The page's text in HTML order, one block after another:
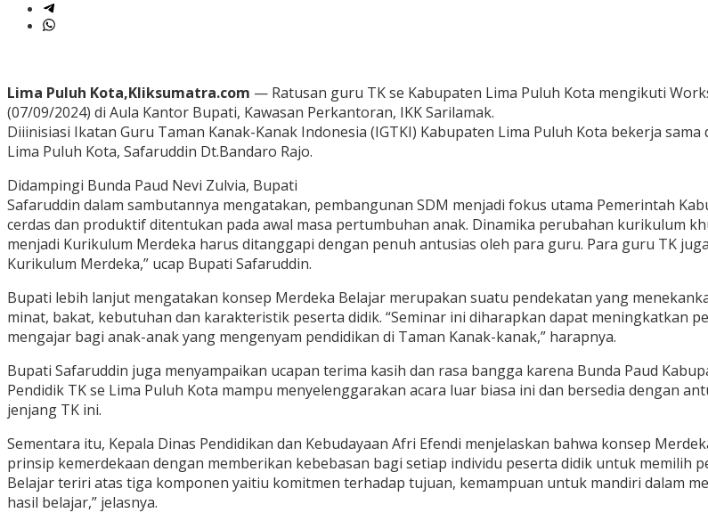
Lima Puluh Kota,Kliksumatra.com — Ratusan guru TK se Kabupaten Lima Puluh Kota mengikuti
(07/09/2024) di Aula Kantor Bupati, Kawasan Perkantoran, IKK Sarilamak.
Diiinisiasi Ikatan Guru Taman Kanak-Kanak Indonesia (IGTKI) Kabupaten Lima Puluh Kota bekerja
Lima Puluh Kota, Safaruddin Dt.Bandaro Rajo.
Didampingi Bunda Paud Nevi Zulvia, Bupati
Safaruddin dalam sambutannya mengatakan, pembangunan SDM menjadi fokus utama Pemerintah
cerdas dan produktif ditentukan pada awal masa pertumbuhan anak. Dinamika perubahan kurikulum
menjadi Kurikulum Merdeka harus ditanggapi dengan penuh antusias oleh para guru. Para guru TK
Kurikulum Merdeka,” ucap Bupati Safaruddin.
Bupati lebih lanjut mengatakan konsep Merdeka Belajar merupakan suatu pendekatan yang
minat, bakat, kebutuhan dan karakteristik peserta didik. “Seminar ini diharapkan dapat meningkatkan
mengajar bagi anak-anak yang mengenyam pendidikan di Taman Kanak-kanak,” harapnya.
Bupati Safaruddin juga menyampaikan ucapan terima kasih dan rasa bangga karena Bunda Paud
Pendidik TK se Lima Puluh Kota mampu menyelenggarakan acara luar biasa ini dan bersedia dengan
jenjang TK ini.
Sementara itu, Kepala Dinas Pendidikan dan Kebudayaan Afri Efendi menjelaskan bahwa konsep
prinsip kemerdekaan dengan memberikan kebebasan bagi setiap individu peserta didik untuk memilih
Belajar teriri atas tiga komponen yaitiu komitmen terhadap tujuan, kemampuan untuk mandiri dalam
hasil belajar,” jelasnya.